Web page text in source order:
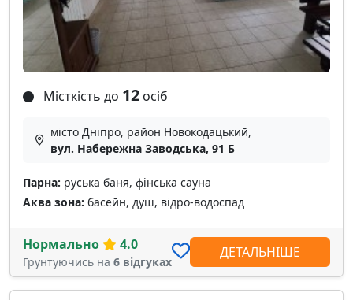
Місткість до 12 осіб
місто Дніпро, район Новокодацький,
вул. Набережна Заводська, 91 Б
Парна: руська баня, фінська сауна
Аква зона: басейн, душ, відро-водоспад
Нормально 4.0
Грунтуючись на 6 відгуках
ДЕТАЛЬНІШЕ